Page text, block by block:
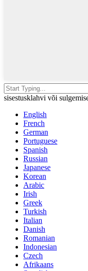
sisestusklahvi või
English
French
German
Portuguese
Spanish
Russian
Japanese
Korean
Arabic
Irish
Greek
Turkish
Italian
Danish
Romanian
Indonesian
Czech
Afrikaans